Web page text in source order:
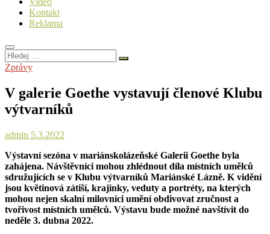
Kontakt
Reklama
Hledej
…
Zprávy
V galerie Goethe vystavují členové Klubu
výtvarníků
admin 5.3.2022
Výstavní sezóna v mariánskolázeňské Galerii Goethe byla
zahájena. Návštěvníci mohou zhlédnout díla místních umělců
sdružujících se v Klubu výtvarníků Mariánské Lázně. K vidění
jsou květinová zátiší, krajinky, veduty a portréty, na kterých
mohou nejen skalní milovníci umění obdivovat zručnost a
tvořivost místních umělců. Výstavu bude možné navštívit do
neděle 3. dubna 2022.